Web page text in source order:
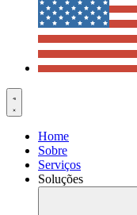
Home
Sobre
Serviços
Soluções